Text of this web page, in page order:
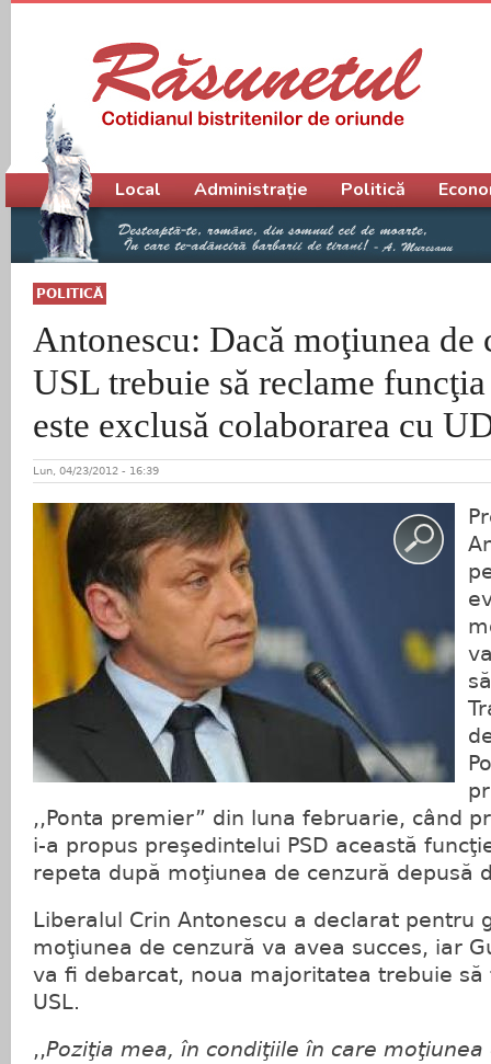
POLITICĂ
Antonescu: Dacă moţiunea de
USL trebuie să reclame
este exclusă colaborarea cu
Lun, 04/23/2012 - 16:39
,,Ponta premier” din luna februarie, când
i-a propus preşedintelui PSD această
repeta după moţiunea de cenzură depusă
Liberalul Crin Antonescu a declarat pentru
moţiunea de cenzură va avea succes, iar
va fi debarcat, noua majoritatea trebuie
USL.
,,Poziţia mea, în condiţiile în care
Meniu principal
Local Administrație Politică